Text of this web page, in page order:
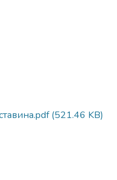
(521.46 KB)